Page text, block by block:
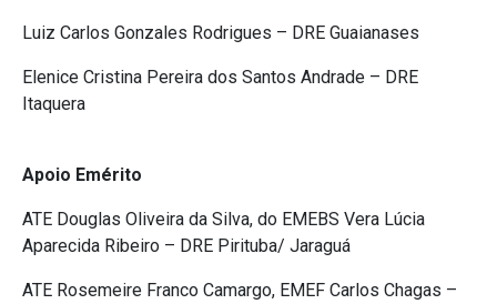
Luiz Carlos Gonzales Rodrigues – DRE Guaianases
Elenice Cristina Pereira dos Santos Andrade – DRE
Itaquera
Apoio Emérito
ATE Douglas Oliveira da Silva, do EMEBS Vera Lúcia
Aparecida Ribeiro – DRE Pirituba/ Jaraguá
ATE Rosemeire Franco Camargo, EMEF Carlos Chagas –